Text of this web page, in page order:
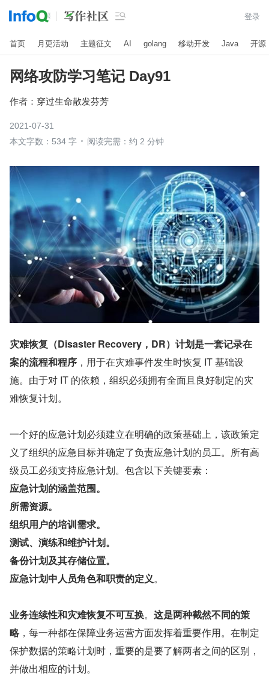
 登录
首页 月更活动 主题征文 AI golang 移动开发 Java 开源
网络攻防学习笔记 Day91
作者： 穿过生命散发芬芳
2021-07-31
本文字数：534 字
阅读完需：约 2 分钟
灾难恢复（Disaster Recovery，DR）计划是一套记录在
案的流程和程序 ，用于在灾难事件发生时恢复 IT 基础设
施。由于对 IT 的依赖，组织必须拥有全面且良好制定的灾
难恢复计划。
一个好的应急计划必须建立在明确的政策基础上，该政策定
义了组织的应急目标并确定了负责应急计划的员工。所有高
级员工必须支持应急计划。包含以下关键要素：
应急计划的涵盖范围。
所需资源。
组织用户的培训需求。
测试、演练和维护计划。
备份计划及其存储位置。
应急计划中人员角色和职责的定义。
业务连续性和灾难恢复不可互换。 这是两种截然不同的策
略，每一种都在保障业务运营方面发挥着重要作用。在制定
保护数据的策略计划时，重要的是要了解两者之间的区别，
并做出相应的计划。